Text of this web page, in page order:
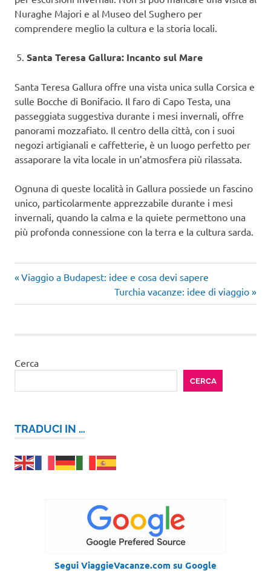
Nuraghe Majori e al Museo del Sughero per
comprendere meglio la cultura e la storia locali.
Santa Teresa Gallura: Incanto sul Mare
Santa Teresa Gallura offre una vista unica sulla Corsica e
sulle Bocche di Bonifacio. Il faro di Capo Testa, una
passeggiata suggestiva durante i mesi invernali, offre
panorami mozzafiato. Il centro della città, con i suoi
negozi artigianali e caffetterie, è un luogo perfetto per
assaporare la vita locale in un’atmosfera più rilassata.
Ognuna di queste località in Gallura possiede un fascino
unico, particolarmente apprezzabile durante i mesi
invernali, quando la calma e la quiete permettono una
più profonda connessione con la terra e la cultura sarda.
Navigazione
articoli
Articolo
Viaggio a Budapest: idee e cosa devi sapere
Articolo
successivo:
Turchia vacanze: idee di viaggio
Cerca
CERCA
TRADUCI IN …
Segui ViaggieVacanze.com su Google